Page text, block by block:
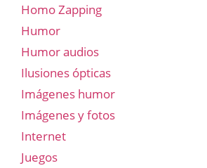
Homo Zapping
Humor
Humor audios
Ilusiones ópticas
Imágenes humor
Imágenes y fotos
Internet
Juegos